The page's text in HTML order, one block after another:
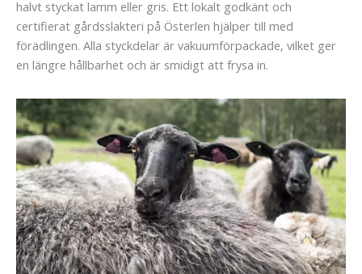
halvt styckat lamm eller gris. Ett lokalt godkänt och
certifierat gårdsslakteri på Österlen hjälper till med
förädlingen. Alla styckdelar är vakuumförpackade, vilket ger
en längre hållbarhet och är smidigt att frysa in.